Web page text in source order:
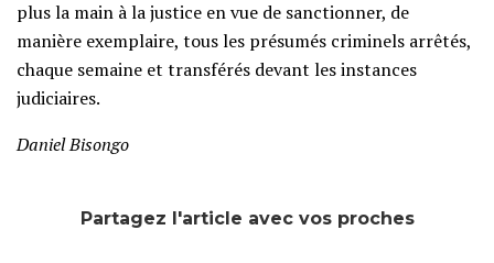
plus la main à la justice en vue de sanctionner, de
manière exemplaire, tous les présumés criminels arrêtés,
chaque semaine et transférés devant les instances
judiciaires.
Daniel Bisongo
Partagez l'article avec vos proches